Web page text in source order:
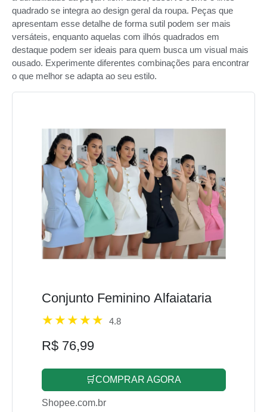
quadrado se integra ao design geral da roupa. Peças que
apresentam esse detalhe de forma sutil podem ser mais
versáteis, enquanto aquelas com ilhós quadrados em
destaque podem ser ideais para quem busca um visual mais
ousado. Experimente diferentes combinações para encontrar
o que melhor se adapta ao seu estilo.
Conjunto Feminino Alfaiataria
4.8
R$ 76,99
🛒COMPRAR AGORA
Shopee.com.br